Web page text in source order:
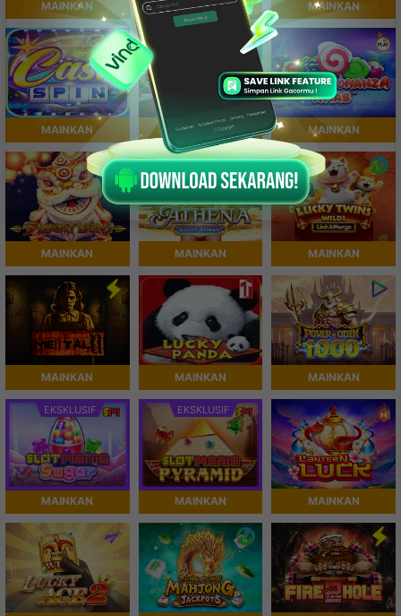
MAINKAN MAINKAN MAINKAN
MAINKAN MAINKAN MAINKAN
MAINKAN MAINKAN MAINKAN
MAINKAN MAINKAN MAINKAN
EKSKLUSIF
MAINKAN
EKSKLUSIF
MAINKAN MAINKAN